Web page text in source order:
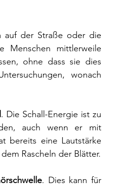
auf der Straße oder die
Menschen mittlerweile
ohne dass sie dies
wonach
. Die Schall-Energie ist zu
auch wenn er mit
bereits eine Lautstärke
Rascheln der Blätter.
. Dies kann für